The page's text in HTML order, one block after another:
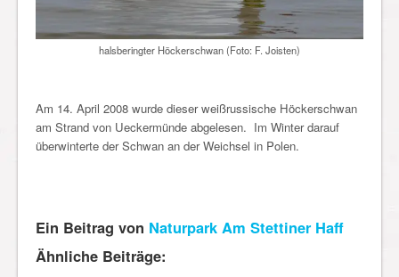
halsberingter Höckerschwan (Foto: F. Joisten)
Am 14. April 2008 wurde dieser weißrussische Höckerschwan
am Strand von Ueckermünde abgelesen. Im Winter darauf
überwinterte der Schwan an der Weichsel in Polen.
Ein Beitrag von Naturpark Am Stettiner Haff
Ähnliche Beiträge: